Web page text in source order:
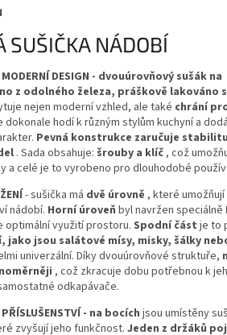
SUŠIČKA NÁDOBÍ
MODERNÍ DESIGN - dvouúrovňový sušák na
z odolného železa, práškově lakováno
nejen moderní vzhled, ale také chrání
dokonale hodí k různým stylům kuchyní a
Pevná konstrukce zaručuje stabilitu
. Sada obsahuje: šrouby a klíč , což
a celé je to vyrobeno pro dlouhodobé
- sušička má dvě úrovně , které
nádobí. Horní úroveň byl navržen speciálně
optimální využití prostoru.Spodní část je to
jako jsou salátové mísy, misky, šálky
univerzální. Díky dvouúrovňové struktuře,
, což zkracuje dobu potřebnou k
odkapávače.
PŘÍSLUŠENSTVÍ - na bocíchjsou umístěny
zvyšují jeho funkčnost. Jeden z držáků